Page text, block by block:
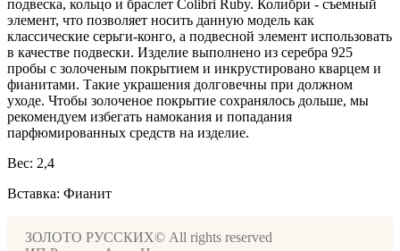
подвеска, кольцо и браслет Colibri Ruby. Колибри - съемный
элемент, что позволяет носить данную модель как
классические серьги-конго, а подвесной элемент использовать
в качестве подвески. Изделие выполнено из серебра 925
пробы с золоченым покрытием и инкрустировано кварцем и
фианитами. Такие украшения долговечны при должном
уходе. Чтобы золоченое покрытие сохранялось дольше, мы
рекомендуем избегать намокания и попадания
парфюмированных средств на изделие.
Вес: 2,4
Вставка: Фианит
ЗОЛОТО РУССКИХ© All rights reserved